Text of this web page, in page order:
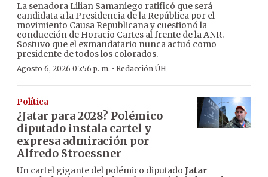
La senadora Lilian Samaniego ratificó que será
candidata a la Presidencia de la República por el
movimiento Causa Republicana y cuestionó la
conducción de Horacio Cartes al frente de la ANR.
Sostuvo que el exmandatario nunca actuó como
presidente de todos los colorados.
Agosto 6, 2026 05:56 p. m. · Redacción ÚH
Política
¿Jatar para 2028? Polémico
diputado instala cartel y
expresa admiración por
Alfredo Stroessner
Un cartel gigante del polémico diputado Jatar